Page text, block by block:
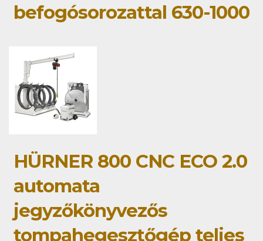
befogósorozattal 630-1000
HÜRNER 800 CNC ECO 2.0
automata
jegyzőkönyvezős
tompahegesztőgép teljes